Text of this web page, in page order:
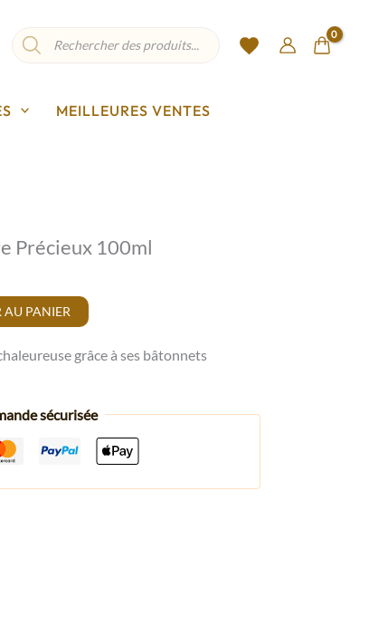
Recherche
de
MEILLEURES VENTES
Précieux 100ml
AU PANIER
grâce à ses bâtonnets
sécurisée